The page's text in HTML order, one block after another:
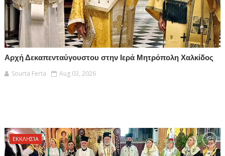
Αρχή Δεκαπενταύγουστου στην Ιερά Μητρόπολη Χαλκίδος
Sourta Ferta
Aug 03, 2026
ΕΚΚΛΗΣΊΑ